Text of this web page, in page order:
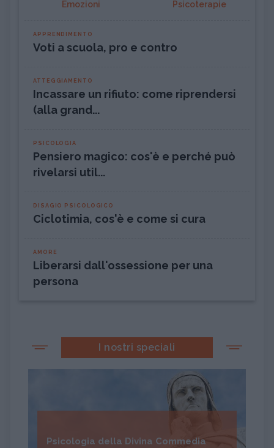
Emozioni Psicoterapie
APPRENDIMENTO
Voti a scuola, pro e contro
ATTEGGIAMENTO
Incassare un rifiuto: come riprendersi
(alla grand...
PSICOLOGIA
Pensiero magico: cos'è e perché può
rivelarsi util...
DISAGIO PSICOLOGICO
Ciclotimia, cos'è e come si cura
AMORE
Liberarsi dall'ossessione per una
persona
I nostri speciali
Psicologia della Divina Commedia